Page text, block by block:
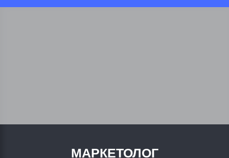
МАРКЕТОЛОГ